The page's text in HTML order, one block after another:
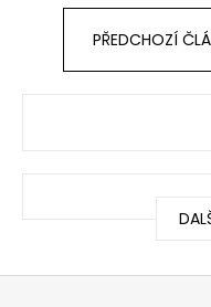
PŘEDCHOZÍ